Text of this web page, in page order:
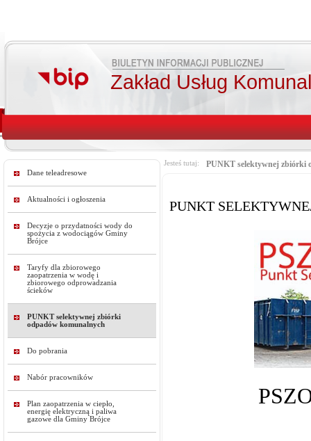
Zakład Usług
Dane teleadresowe
Aktualności i ogłoszenia
Decyzje o przydatności wody do
spożycia z wodociągów Gminy
Brójce
Taryfy dla zbiorowego
zaopatrzenia w wodę i
zbiorowego odprowadzania
ścieków
PUNKT selektywnej zbiórki
odpadów komunalnych
Do pobrania
Nabór pracowników
Plan zaopatrzenia w ciepło,
energię elektryczną i paliwa
gazowe dla Gminy Brójce
Jesteś tutaj: PUNKT selektywnej zbiórki
PUNKT